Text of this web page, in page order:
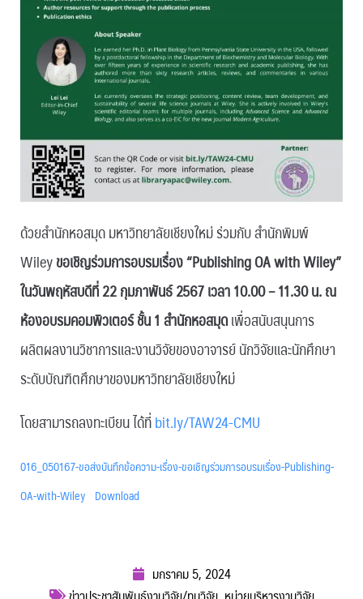
ด้วยสำนักหอสมุด มหาวิทยาลัยเชียงใหม่ ร่วมกับ สำนักพิมพ์
Wileyขอเชิญร่วมการอบรมเรื่อง “Publishing OA with Wiley”
ในวันพฤหัสบดีที่ 22 กุมภาพันธ์ 2567 เวลา 10.00 – 11.30 น. ณ
ห้องอบรมคอมพิวเตอร์ ชั้น 1 สำนักหอสมุดเพื่อสนับสนุนการ
ผลิตผลงานวิชาการและงานวิจัยของอาจารย์ นักวิจัยและนักศึกษา
ระดับบัณฑิตศึกษาของมหาวิทยาลัยเชียงใหม่
โดยสามารถลงทะเบียน ได้ที่bit.ly/TAW24-CMU
016_050167-ขอส่งบันทึกข้อความ-เรื่อง-ขอเชิญร่วมการอบรมเรื่อง-Publishing-
OA-with-Wiley Download
มกราคม 5, 2024